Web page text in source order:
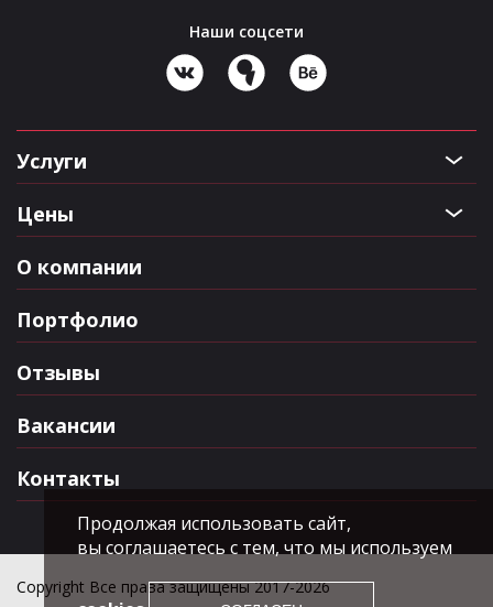
О компании
Портфолио
Отзывы
Вакансии
Контакты
Услуги
Цены
Наши соцсети
Copyright Все права защищены 2017-2026
Продолжая использовать сайт,
вы соглашаетесь с тем, что мы используем